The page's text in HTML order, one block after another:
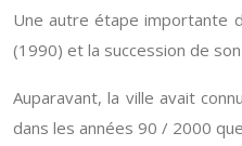
Une autre étape importante
(1990) et la succession de
Auparavant, la ville avait
dans les années 90 / 2000